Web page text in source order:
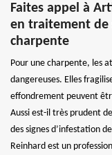
Faites appel à
en traitement
charpente
Pour une charpente, les
dangereuses. Elles
effondrement peuvent
Aussi est-il très prudent
des signes d’infestation
Reinhard est un